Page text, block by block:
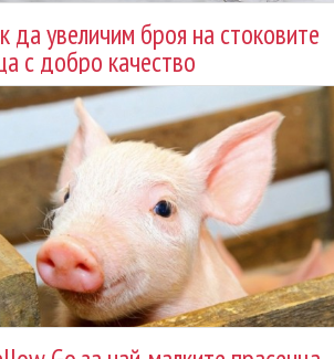
да увеличим броя на стоковите
с добро качество